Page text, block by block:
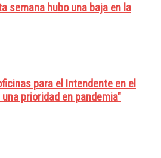
semana hubo una baja en la
para el Intendente en el
prioridad en pandemia"